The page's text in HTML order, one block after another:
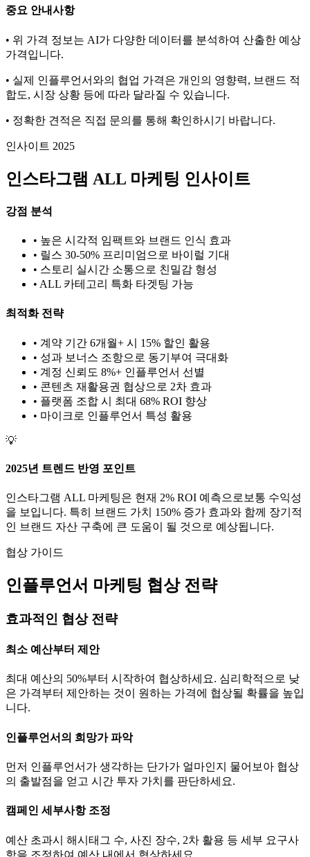
중요 안내사항
• 위 가격 정보는 AI가 다양한 데이터를 분석하여 산출한 예상
가격입니다.
• 실제 인플루언서와의 협업 가격은 개인의 영향력, 브랜드 적
합도, 시장 상황 등에 따라 달라질 수 있습니다.
• 정확한 견적은 직접 문의를 통해 확인하시기 바랍니다.
인사이트 2025
인스타그램 ALL 마케팅 인사이트
강점 분석
• 높은 시각적 임팩트와 브랜드 인식 효과
• 릴스 30-50% 프리미엄으로 바이럴 기대
• 스토리 실시간 소통으로 친밀감 형성
• ALL 카테고리 특화 타겟팅 가능
최적화 전략
• 계약 기간 6개월+ 시 15% 할인 활용
• 성과 보너스 조항으로 동기부여 극대화
• 계정 신뢰도 8%+ 인플루언서 선별
• 콘텐츠 재활용권 협상으로 2차 효과
• 플랫폼 조합 시 최대 68% ROI 향상
• 마이크로 인플루언서 특성 활용
💡
2025년 트렌드 반영 포인트
인스타그램 ALL 마케팅은 현재 2% ROI 예측으로 보통 수익성
을 보입니다. 특히 브랜드 가치
150% 증가 효과와 함께 장기적
인 브랜드 자산 구축에 큰 도움이 될 것으로 예상됩니다.
협상 가이드
인플루언서 마케팅 협상 전략
효과적인 협상 전략
최소 예산부터 제안
최대 예산의 50%부터 시작하여 협상하세요. 심리학적으로 낮
은 가격부터 제안하는 것이 원하는 가격에 협상될 확률을 높입
니다.
인플루언서의 희망가 파악
먼저 인플루언서가 생각하는 단가가 얼마인지 물어보아 협상
의 출발점을 얻고 시간 투자 가치를 판단하세요.
캠페인 세부사항 조정
예산 초과시 해시태그 수, 사진 장수, 2차 활용 등 세부 요구사
항을 조정하여 예산 내에서 협상하세요.